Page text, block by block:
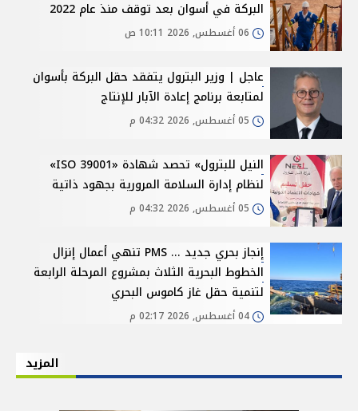
البركة في أسوان بعد توقف منذ عام 2022
عاجل | وزير البترول يتفقد حقل البركة بأسوان
لمتابعة برنامج إعادة الآبار للإنتاج
النيل للبترول» تحصد شهادة «ISO 39001»
لنظام إدارة السلامة المرورية بجهود ذاتية
إنجاز بحري جديد ... PMS تنهي أعمال إنزال
الخطوط البحرية الثلاث بمشروع المرحلة الرابعة
لتنمية حقل غاز كاموس البحري
المزيد